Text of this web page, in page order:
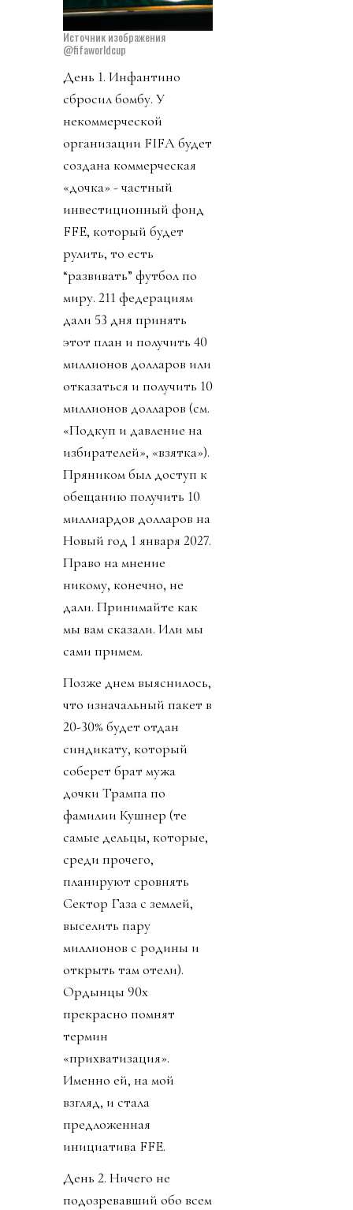
Источник изображения
@fifaworldcup
День 1. Инфантино
сбросил бомбу. У
некоммерческой
организации FIFA будет
создана коммерческая
«дочка» - частный
инвестиционный фонд
FFE, который будет
рулить, то есть
“развивать” футбол по
миру. 211 федерациям
дали 53 дня принять
этот план и получить 40
миллионов долларов или
отказаться и получить 10
миллионов долларов (см.
«Подкуп и давление на
избирателей», «взятка»).
Пряником был доступ к
обещанию получить 10
миллиардов долларов на
Новый год 1 января 2027.
Право на мнение
никому, конечно, не
дали. Принимайте как
мы вам сказали. Или мы
сами примем.
Позже днем выяснилось,
что изначальный пакет в
20-30% будет отдан
синдикату, который
соберет брат мужа
дочки Трампа по
фамилии Кушнер (те
самые дельцы, которые,
среди прочего,
планируют сровнять
Сектор Газа с землей,
выселить пару
миллионов с родины и
открыть там отели).
Ордынцы 90х
прекрасно помнят
термин
«прихватизация».
Именно ей, на мой
взгляд, и стала
предложенная
инициатива FFE.
День 2. Ничего не
подозревавший обо всем